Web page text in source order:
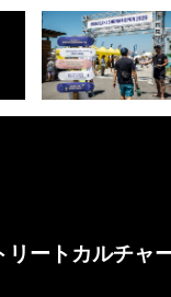
ートカルチャ